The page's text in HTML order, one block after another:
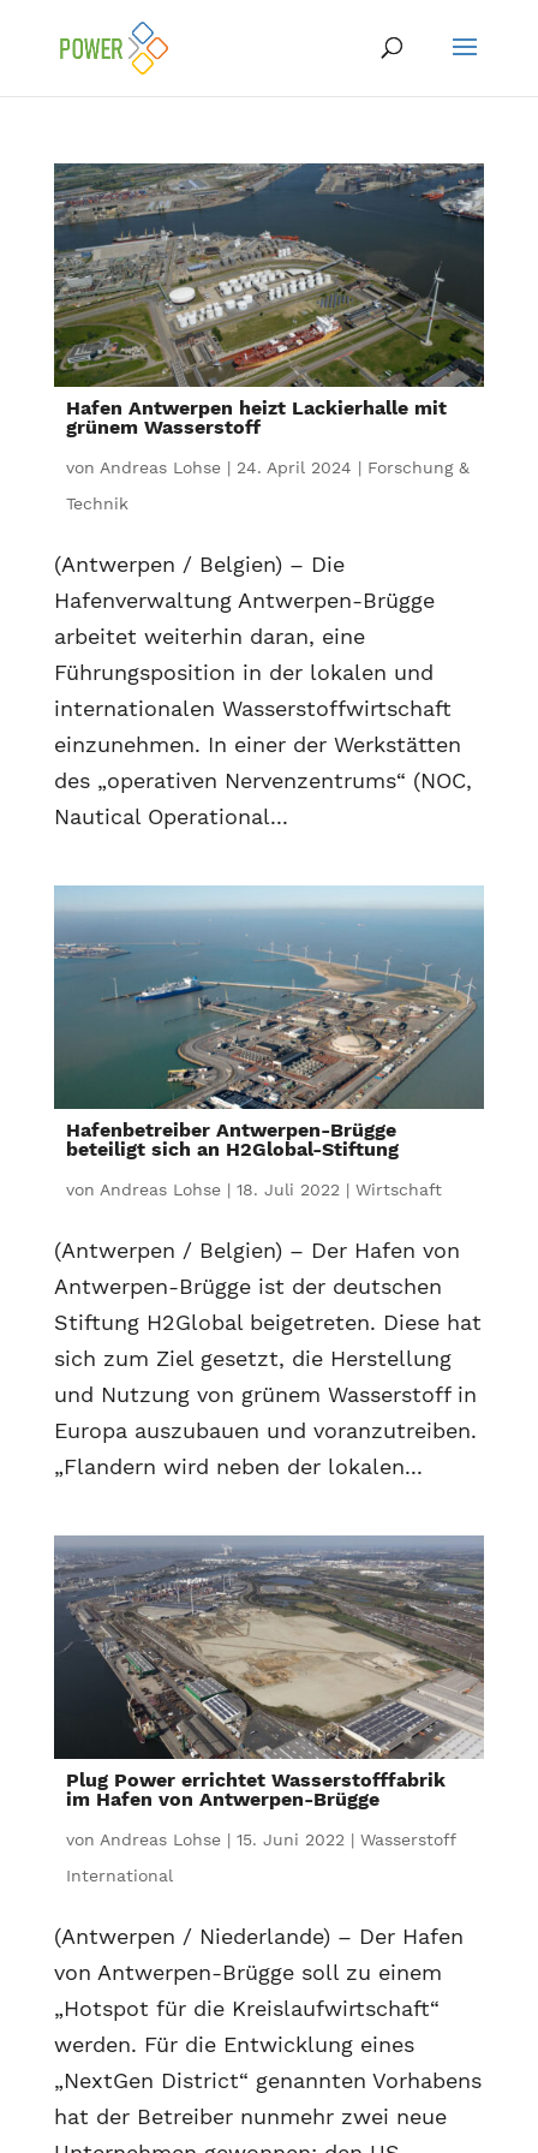
Hafen Antwerpen heizt Lackierhalle mit
grünem Wasserstoff
von Andreas Lohse| 24. April 2024 | Forschung &
Technik
(Antwerpen / Belgien) – Die
Hafenverwaltung Antwerpen-Brügge
arbeitet weiterhin daran, eine
Führungsposition in der lokalen und
internationalen Wasserstoffwirtschaft
einzunehmen. In einer der Werkstätten
des „operativen Nervenzentrums“ (NOC,
Nautical Operational...
Hafenbetreiber Antwerpen-Brügge
beteiligt sich an H2Global-Stiftung
von Andreas Lohse| 18. Juli 2022 | Wirtschaft
(Antwerpen / Belgien) – Der Hafen von
Antwerpen-Brügge ist der deutschen
Stiftung H2Global beigetreten. Diese hat
sich zum Ziel gesetzt, die Herstellung
und Nutzung von grünem Wasserstoff in
Europa auszubauen und voranzutreiben.
„Flandern wird neben der lokalen...
Plug Power errichtet Wasserstofffabrik
im Hafen von Antwerpen-Brügge
von Andreas Lohse| 15. Juni 2022 | Wasserstoff
International
(Antwerpen / Niederlande) – Der Hafen
von Antwerpen-Brügge soll zu einem
„Hotspot für die Kreislaufwirtschaft“
werden. Für die Entwicklung eines
„NextGen District“ genannten Vorhabens
hat der Betreiber nunmehr zwei neue